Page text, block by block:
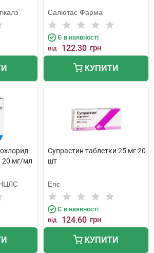
Салютас Фарма
Є в наявності
від 122.30 грн
КУПИТИ
20 мг/мл
Супрастин таблетки 25 мг 20
шт
Егіс
Є в наявності
від 124.60 грн
КУПИТИ